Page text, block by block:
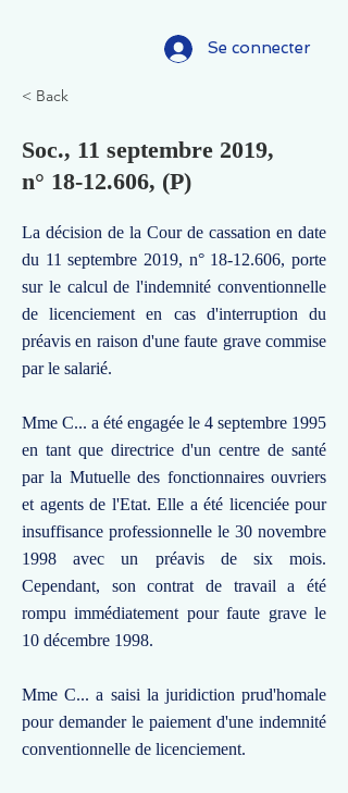
Se connecter
< Back
Soc., 11 septembre 2019,
n° 18-12.606, (P)
La décision de la Cour de cassation en date
du 11 septembre 2019, n° 18-12.606, porte
sur le calcul de l'indemnité conventionnelle
de licenciement en cas d'interruption du
préavis en raison d'une faute grave commise
par le salarié.
Mme C... a été engagée le 4 septembre 1995
en tant que directrice d'un centre de santé
par la Mutuelle des fonctionnaires ouvriers
et agents de l'Etat. Elle a été licenciée pour
insuffisance professionnelle le 30 novembre
1998 avec un préavis de six mois.
Cependant, son contrat de travail a été
rompu immédiatement pour faute grave le
10 décembre 1998.
Mme C... a saisi la juridiction prud'homale
pour demander le paiement d'une indemnité
conventionnelle de licenciement.